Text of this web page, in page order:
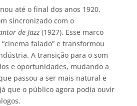
até o final dos anos 1920,
sincronizado com o
de Jazz(1927). Esse marco
falado” e transformou
A transição para o som
e oportunidades, mudando a
passou a ser mais natural e
que o público agora podia ouvir